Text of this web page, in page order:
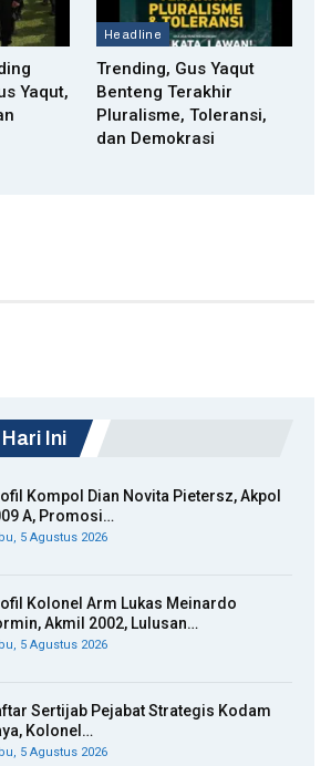
Yaqut,
Headline
Trending, Gus Yaqut
Benteng Terakhir
Pluralisme, Toleransi,
dan Demokrasi
Ini
Kompol Dian Novita Pietersz, Akpol
A, Promosi…
5 Agustus 2026
Kolonel Arm Lukas Meinardo
Akmil 2002, Lulusan…
5 Agustus 2026
Sertijab Pejabat Strategis Kodam
Kolonel…
5 Agustus 2026